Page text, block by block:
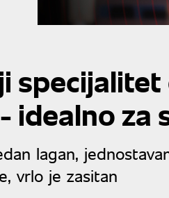
specijalitet
idealno za
lagan,
vrlo je zasitan